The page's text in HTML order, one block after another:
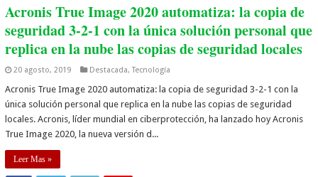
Acronis True Image 2020 automatiza: la copia de
seguridad 3-2-1 con la única solución personal que
replica en la nube las copias de seguridad locales
20 agosto, 2019 Destacada,Tecnología
Acronis True Image 2020 automatiza: la copia de seguridad 3-2-1 con la
única solución personal que replica en la nube las copias de seguridad
locales. Acronis, líder mundial en ciberprotección, ha lanzado hoy Acronis
True Image 2020, la nueva versión d...
Leer Mas »